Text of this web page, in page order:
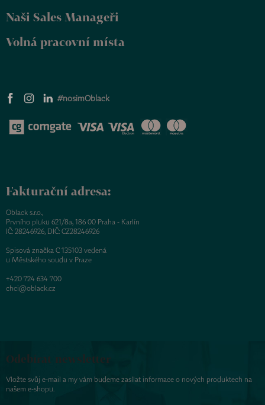
Naši Sales Manageři
Volná pracovní místa
#nosimOblack
Fakturační adresa:
Oblack s.r.o.,
Prvního pluku 621/8a, 186 00 Praha - Karlín
IČ: 28246926, DIČ: CZ28246926
Spisová značka C 135103 vedená
u Městského soudu v Praze
+420 724 634 700
chci@oblack.cz
Odebírat newsletter
Vložte svůj e-mail a my vám budeme zasílat informace o nových produktech na
našem e-shopu.